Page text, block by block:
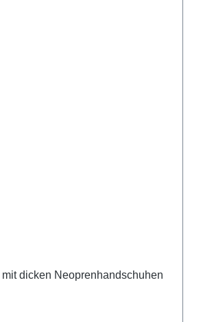
dicken Neoprenhandschuhen